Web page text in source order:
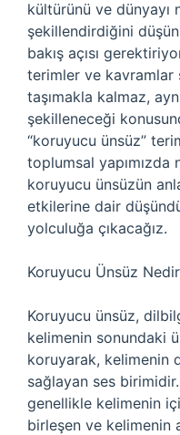
kültürünü ve dünyayı
şekillendirdiğini
bakış açısı
terimler ve kavramlar
taşımakla kalmaz,
şekilleneceği
“koruyucu ünsüz”
toplumsal yapımızda
koruyucu ünsüzün
etkilerine dair
yolculuğa çıkacağız.
Koruyucu Ünsüz
Koruyucu ünsüz,
kelimenin sonundaki
koruyarak, kelimenin
sağlayan ses
genellikle kelimenin
birleşen ve kelimenin